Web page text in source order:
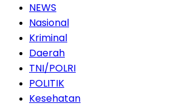
NEWS
Nasional
Kriminal
Daerah
TNI/POLRI
POLITIK
Kesehatan